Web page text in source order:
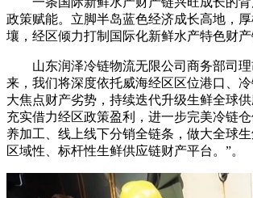
政策赋能。立脚半岛蓝色经济成长高地，
壤，经区倾力打制国际化新鲜水产特色财产
山东润泽冷链物流无限公司商务部司理
来，我们将深度依托威海经区区位港口、
大焦点财产劣势，持续迭代升级生鲜全球
充实借力经区政策盈利，进一步完美冷链
养加工、线上线下分销全链条，做大全球
区域性、标杆性生鲜供应链财产平台。”。